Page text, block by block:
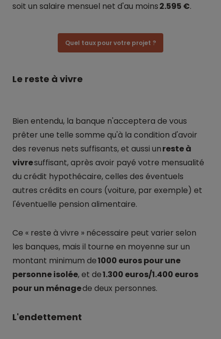
soit un salaire mensuel net d'au moins2.595 €.
Quel taux pour votre projet ?
Le reste à vivre
Bien entendu, la banque n'acceptera de vous
prêter une telle somme qu'à la condition d'avoir
des revenus nets suffisants, et aussi unreste à
vivresuffisant, après avoir payé votre mensualité
du crédit hypothécaire, celles des éventuels
autres crédits en cours (voiture, par exemple) et
l'éventuelle pension alimentaire.
Ce « reste à vivre » nécessaire peut varier selon
les banques, mais il tourne en moyenne sur un
montant minimum de1000 euros pour une
personne isolée, et de1.300 euros/1.400 euros
pour un ménagede deux personnes.
L'endettement